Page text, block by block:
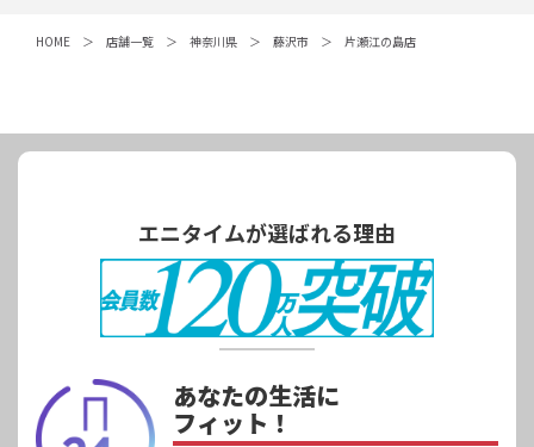
HOME 店舗一覧 神奈川県 藤沢市 片瀬江の島店
エニタイムが選ばれる理由
あなたの生活に
フィット！